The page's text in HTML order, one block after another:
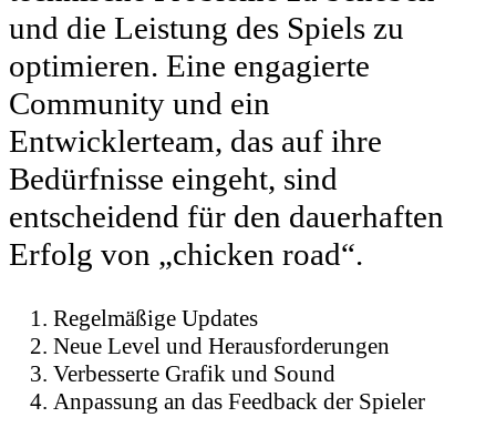
und die Leistung des Spiels zu
optimieren. Eine engagierte
Community und ein
Entwicklerteam, das auf ihre
Bedürfnisse eingeht, sind
entscheidend für den dauerhaften
Erfolg von „chicken road“.
Regelmäßige Updates
Neue Level und Herausforderungen
Verbesserte Grafik und Sound
Anpassung an das Feedback der Spieler